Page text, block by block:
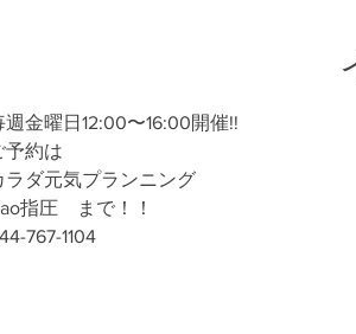
週金曜日12:00〜16:00開催!!
予約は
ラダ元気プランニング
指圧　まで！！
767-1104